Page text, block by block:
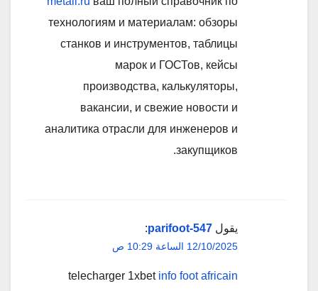
технологиям и материалам: обзоры
станков и инструментов, таблицы
марок и ГОСТов, кейсы
производства, калькуляторы,
вакансии, и свежие новости и
аналитика отрасли для инженеров и
закупщиков.
يقول parifoot-547
:
12/10/2025 الساعة 10:29 ص
telecharger 1xbet info foot africain